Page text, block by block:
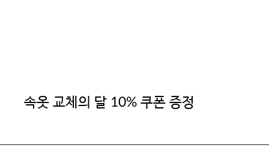
속옷 교체의 달 10% 쿠폰 증정